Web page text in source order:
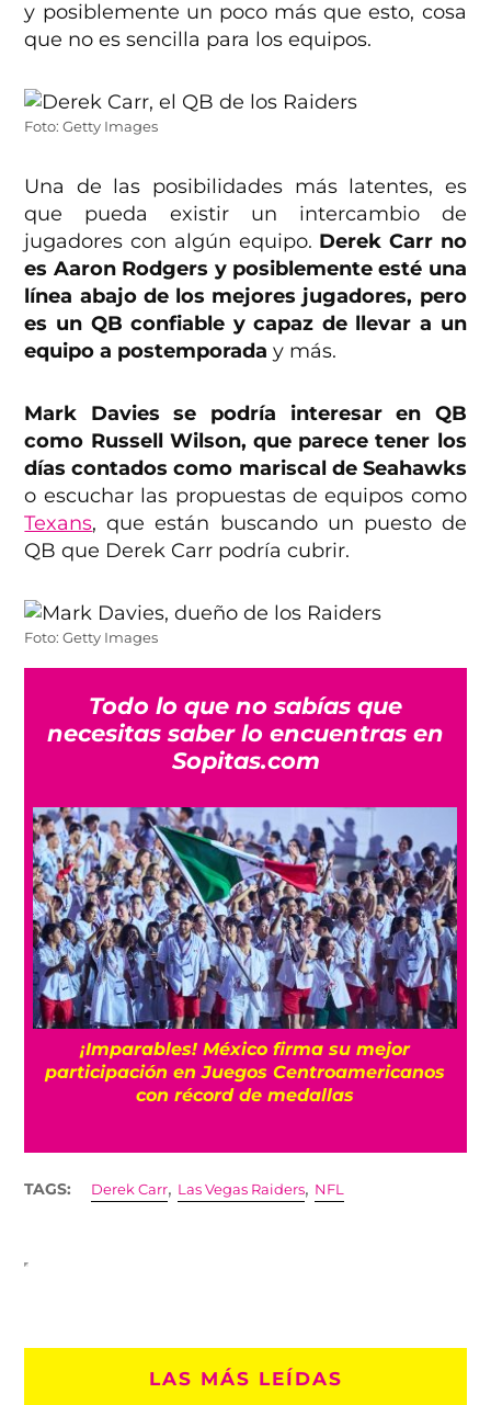
y posiblemente un poco más que esto, cosa
que no es sencilla para los equipos.
Foto: Getty Images
Una de las posibilidades más latentes, es
que pueda existir un intercambio de
jugadores con algún equipo. Derek Carr no
es Aaron Rodgers y posiblemente esté una
línea abajo de los mejores jugadores, pero
es un QB confiable y capaz de llevar a un
equipo a postemporada y más.
Mark Davies se podría interesar en QB
como Russell Wilson, que parece tener los
días contados como mariscal de Seahawks
o escuchar las propuestas de equipos como
Texans, que están buscando un puesto de
QB que Derek Carr podría cubrir.
Foto: Getty Images
Todo lo que no sabías que
necesitas saber lo encuentras en
Sopitas.com
¡Imparables! México firma su mejor
participación en Juegos Centroamericanos
con récord de medallas
TAGS: Derek Carr, Las Vegas Raiders, NFL
LAS MÁS LEÍDAS